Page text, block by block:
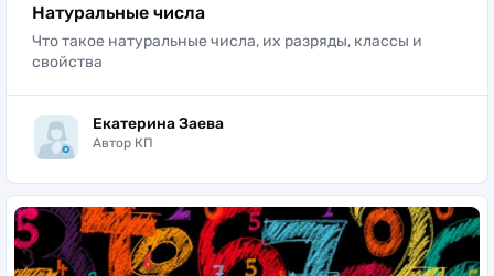
Натуральные числа
Что такое натуральные числа, их разряды, классы и
свойства
Екатерина Заева
Автор КП